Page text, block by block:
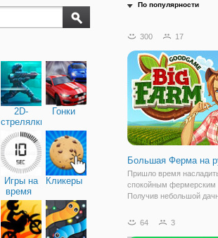
2D-
стрелялки
Гонки
Игры на
время
Кликеры
По популярности
300 17
Большая Ферма на
Пришло время
спокойным фермерским
Получив небольшой
облагораживанию.
64 3